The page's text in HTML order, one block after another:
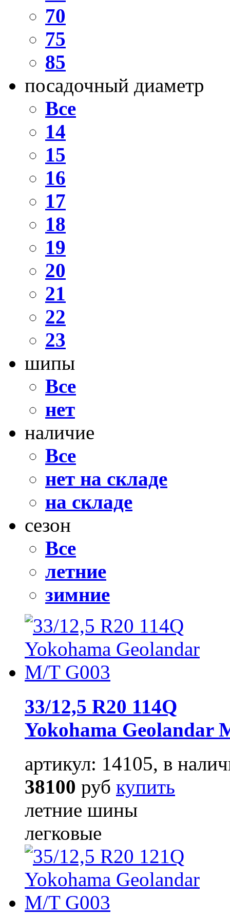
70
75
85
посадочный диаметр
Все
14
15
16
17
18
19
20
21
22
23
шипы
Все
нет
наличие
Все
нет на складе
на складе
сезон
Все
летние
зимние
33/12,5 R20 114Q
Yokohama Geolandar
артикул: 14105, в
38100 руб купить
летние шины
легковые